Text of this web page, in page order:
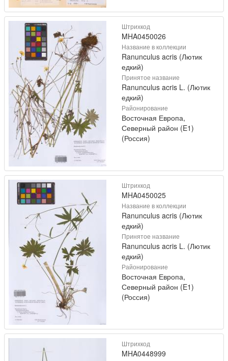
Штрихкод
MHA0450026
Название в коллекции
Ranunculus acris (Лютик
едкий)
Принятое название
Ranunculus acris L. (Лютик
едкий)
Районирование
Восточная Европа,
Северный район (E1)
(Россия)
Штрихкод
MHA0450025
Название в коллекции
Ranunculus acris (Лютик
едкий)
Принятое название
Ranunculus acris L. (Лютик
едкий)
Районирование
Восточная Европа,
Северный район (E1)
(Россия)
Штрихкод
MHA0448999